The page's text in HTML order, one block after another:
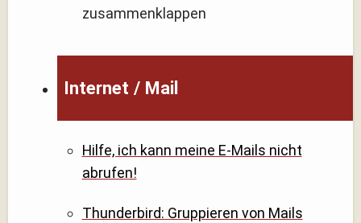
zusammenklappen
Internet / Mail
Hilfe, ich kann meine E-Mails nicht
abrufen!
Thunderbird: Gruppieren von Mails